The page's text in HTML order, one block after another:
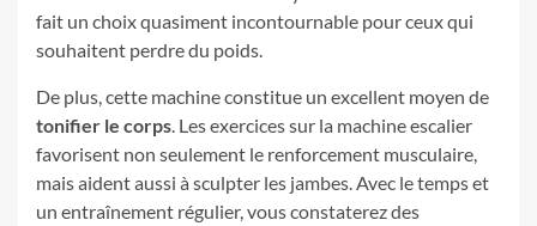
fait un choix quasiment incontournable pour ceux qui
souhaitent perdre du poids.
De plus, cette machine constitue un excellent moyen de
tonifier le corps. Les exercices sur la machine escalier
favorisent non seulement le renforcement musculaire,
mais aident aussi à sculpter les jambes. Avec le temps et
un entraînement régulier, vous constaterez des